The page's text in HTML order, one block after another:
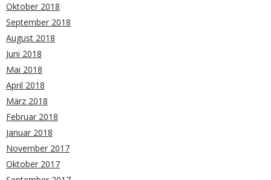
Oktober 2018
September 2018
August 2018
Juni 2018
Mai 2018
April 2018
März 2018
Februar 2018
Januar 2018
November 2017
Oktober 2017